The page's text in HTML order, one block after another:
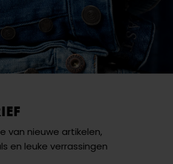
van nieuwe artikelen,
en leuke verrassingen